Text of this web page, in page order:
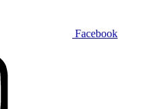
Facebook